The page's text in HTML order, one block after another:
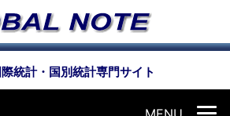
統計・国別統計専門サイト